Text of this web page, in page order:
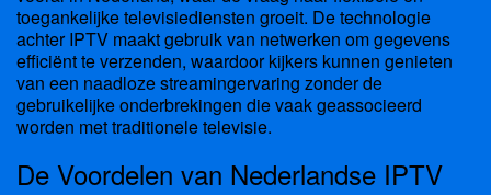
toegankelijke televisiediensten groeit. De technologie
achter IPTV maakt gebruik van netwerken om gegevens
efficiënt te verzenden, waardoor kijkers kunnen genieten
van een naadloze streamingervaring zonder de
gebruikelijke onderbrekingen die vaak geassocieerd
worden met traditionele televisie.
De Voordelen van Nederlandse IPTV